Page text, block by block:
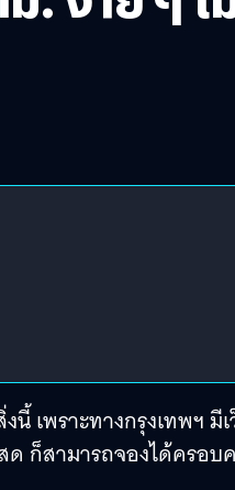
เพราะทางกรุงเทพฯ
ก็สามารถจองได้ครอ